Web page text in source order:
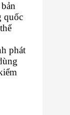
quốc
phát